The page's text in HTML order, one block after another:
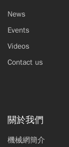
News
Events
Videos
Contact us
關於我們
機械網簡介